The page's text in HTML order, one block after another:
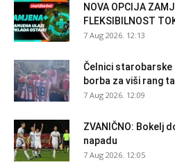
NOVA OPCIJA
FLEKSIBILNOST
7 Aug 2026. 12:13
Čelnici starobarske
borba za viši rang
7 Aug 2026. 12:09
ZVANIČNO: Bokelj
napadu
7 Aug 2026. 12:05